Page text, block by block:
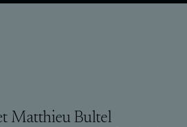
Matthieu Bultel